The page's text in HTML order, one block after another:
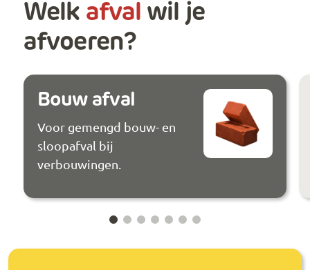
Welk afval wil je
afvoeren?
Bouw afval
Voor gemengd bouw- en
sloopafval bij
verbouwingen.